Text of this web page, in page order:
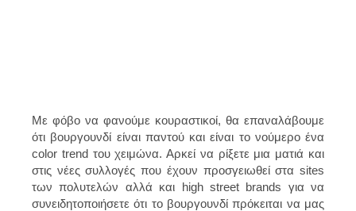
Με φόβο να φανούμε κουραστικοί, θα επαναλάβουμε
ότι βουργουνδί είναι παντού και είναι το νούμερο ένα
color trend του χειμώνα. Αρκεί να ρίξετε μια ματιά και
στις νέες συλλογές που έχουν προσγειωθεί στα sites
των πολυτελών αλλά και high street brands για να
συνειδητοποιήσετε ότι το βουργουνδί πρόκειται να μας